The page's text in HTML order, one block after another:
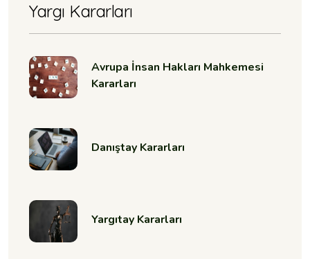
Yargı Kararları
Avrupa İnsan Hakları Mahkemesi
Kararları
Danıştay Kararları
Yargıtay Kararları